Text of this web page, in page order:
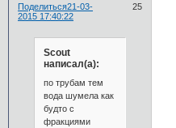
Поделиться 25
21-03-
2015 17:40:22
Scout
написал(а):
по трубам тем
вода шумела как
будто с
фракциями